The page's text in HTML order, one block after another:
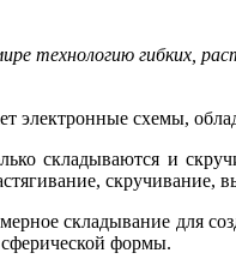
технологию гибких,
электронные схемы,
складываются и
скручивание,
складывание для
формы.